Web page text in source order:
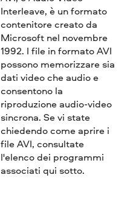
Interleave, è un formato
contenitore creato da
Microsoft nel novembre
1992. I file in formato AVI
possono memorizzare sia
dati video che audio e
consentono la
riproduzione audio-video
sincrona. Se vi state
chiedendo come aprire i
file AVI, consultate
l'elenco dei programmi
associati qui sotto.